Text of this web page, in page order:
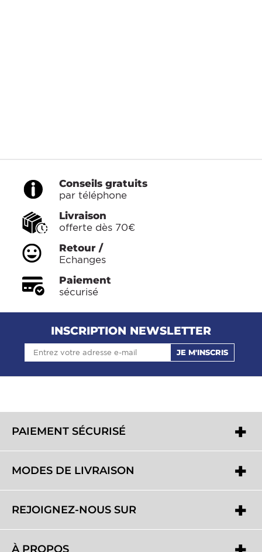
Conseils gratuits
par téléphone
Livraison
offerte dès 70€
Retour /
Echanges
Paiement
sécurisé
INSCRIPTION NEWSLETTER
JE M'INSCRIS
PAIEMENT SÉCURISÉ
MODES DE LIVRAISON
REJOIGNEZ-NOUS SUR
À PROPOS